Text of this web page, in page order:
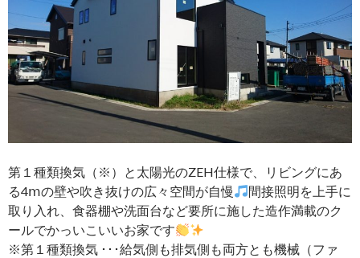
第１種類換気（※）と太陽光のZEH仕様で、リビングにあ
る4ⅿの壁や吹き抜けの広々空間が自慢
間接照明を上手に
取り入れ、食器棚や洗面台など要所に施した造作満載のク
ールでかっいこいいお家です
※第１種類換気 ･･･給気側も排気側も両方とも機械（ファ